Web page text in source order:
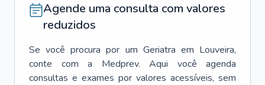
Agende uma consulta com valores
reduzidos
Se você procura por um Geriatra em Louveira,
conte com a Medprev. Aqui você agenda
consultas e exames por valores acessíveis, sem